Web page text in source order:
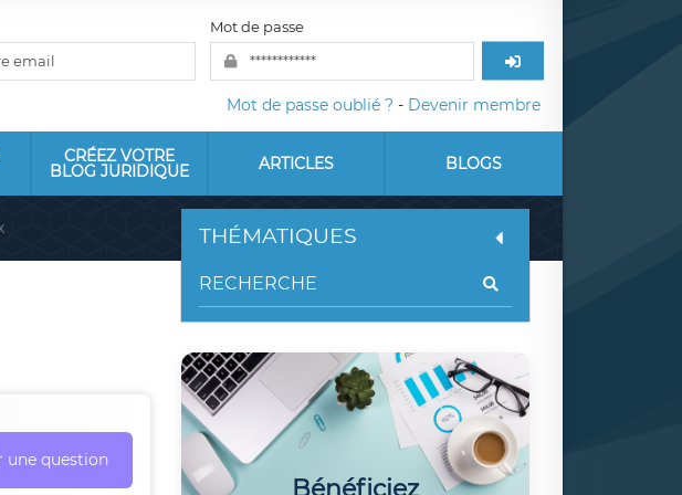
Mot de passe
Mot de passe oublié ? - Devenir membre
CRÉEZ VOTRE
BLOG JURIDIQUE ARTICLES BLOGS
une question
THÉMATIQUES
Bénéficiez